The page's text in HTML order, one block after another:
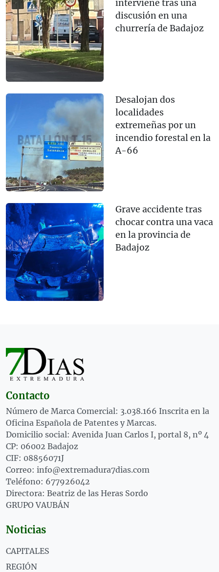
interviene tras una
discusión en una
churrería de Badajoz
Desalojan dos
localidades
extremeñas por un
incendio forestal en la
A-66
Grave accidente tras
chocar contra una vaca
en la provincia de
Badajoz
Contacto
Número de Marca Comercial: 3.038.166 Inscrita en la
Oficina Española de Patentes y Marcas.
Domicilio social: Avenida Juan Carlos I, portal 8, nº 4
CP: 06002 Badajoz
CIF: 08856071J
Correo: info@extremadura7dias.com
Teléfono: 677926042
Directora: Beatriz de las Heras Sordo
GRUPO VAUBÁN
Noticias
CAPITALES
REGIÓN